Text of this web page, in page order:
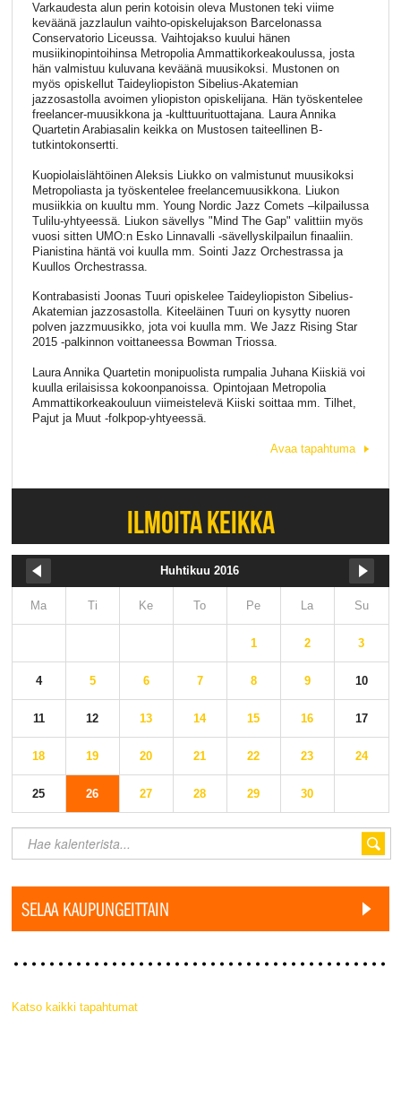
Varkaudesta alun perin kotoisin oleva Mustonen teki viime
keväänä jazzlaulun vaihto-opiskelujakson Barcelonassa
Conservatorio Liceussa. Vaihtojakso kuului hänen
musiikinopintoihinsa Metropolia Ammattikorkeakoulussa, josta
hän valmistuu kuluvana keväänä muusikoksi. Mustonen on
myös opiskellut Taideyliopiston Sibelius-Akatemian
jazzosastolla avoimen yliopiston opiskelijana. Hän työskentelee
freelancer-muusikkona ja -kulttuurituottajana. Laura Annika
Quartetin Arabiasalin keikka on Mustosen taiteellinen B-
tutkintokonsertti.
Kuopiolaislähtöinen Aleksis Liukko on valmistunut muusikoksi
Metropoliasta ja työskentelee freelancemuusikkona. Liukon
musiikkia on kuultu mm. Young Nordic Jazz Comets –kilpailussa
Tulilu-yhtyeessä. Liukon sävellys "Mind The Gap" valittiin myös
vuosi sitten UMO:n Esko Linnavalli -sävellyskilpailun finaaliin.
Pianistina häntä voi kuulla mm. Sointi Jazz Orchestrassa ja
Kuullos Orchestrassa.
Kontrabasisti Joonas Tuuri opiskelee Taideyliopiston Sibelius-
Akatemian jazzosastolla. Kiteeläinen Tuuri on kysytty nuoren
polven jazzmuusikko, jota voi kuulla mm. We Jazz Rising Star
2015 -palkinnon voittaneessa Bowman Triossa.
Laura Annika Quartetin monipuolista rumpalia Juhana Kiiskiä voi
kuulla erilaisissa kokoonpanoissa. Opintojaan Metropolia
Ammattikorkeakouluun viimeistelevä Kiiski soittaa mm. Tilhet,
Pajut ja Muut -folkpop-yhtyeessä.
Avaa tapahtuma
ILMOITA KEIKKA
Huhtikuu 2016
Ma Ti Ke To Pe La Su
1 2 3
4 5 6 7 8 9 10
11 12 13 14 15 16 17
18 19 20 21 22 23 24
25 26 27 28 29 30
SELAA KAUPUNGEITTAIN
Katso kaikki tapahtumat